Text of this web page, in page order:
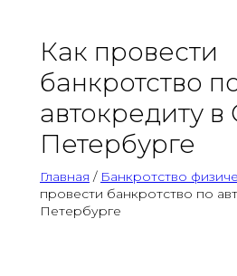
Как провести
банкротство
автокредиту в
Петербурге
Главная / Банкротство
провести банкротство по
Петербурге